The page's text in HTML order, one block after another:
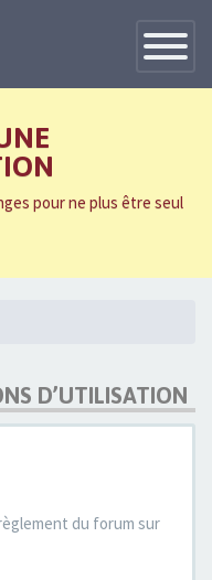
Toggle
pour ne plus être seul
D’UTILISATION
du forum sur